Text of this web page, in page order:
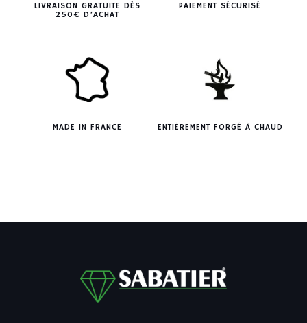
LIVRAISON GRATUITE DÈS
250€ D’ACHAT
PAIEMENT SÉCURISÉ
MADE IN FRANCE ENTIÈREMENT FORGÉ À CHAUD